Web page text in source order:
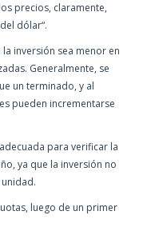
precios, claramente,
dólar“.
inversión sea menor en
Generalmente, se
un terminado, y al
pueden incrementarse
para verificar la
ya que la inversión no
luego de un primer